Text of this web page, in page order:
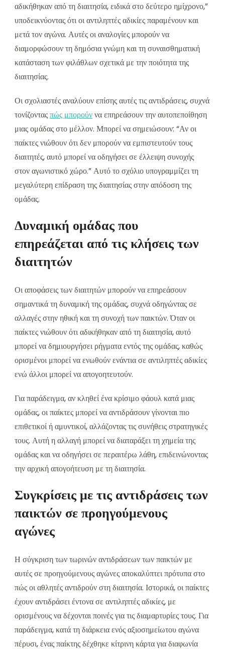
αδικήθηκαν από τη διαιτησία, ειδικά στο δεύτερο ημίχρονο,”
υποδεικνύοντας ότι οι αντιληπτές αδικίες παραμένουν και
μετά τον αγώνα. Αυτές οι αναλογίες μπορούν να
διαμορφώσουν τη δημόσια γνώμη και τη συναισθηματική
κατάσταση των φιλάθλων σχετικά με την ποιότητα της
διαιτησίας.
Οι σχολιαστές αναλύουν επίσης αυτές τις αντιδράσεις, συχνά
τονίζονταςπώς μπορούννα επηρεάσουν την αυτοπεποίθηση
μιας ομάδας στο μέλλον. Μπορεί να σημειώσουν: “Αν οι
παίκτες νιώθουν ότι δεν μπορούν να εμπιστευτούν τους
διαιτητές, αυτό μπορεί να οδηγήσει σε έλλειψη συνοχής
στον αγωνιστικό χώρο.” Αυτό το σχόλιο υπογραμμίζει τη
μεγαλύτερη επίδραση της διαιτησίας στην απόδοση της
ομάδας.
Δυναμική ομάδας που
επηρεάζεται από τις κλήσεις των
διαιτητών
Οι αποφάσεις των διαιτητών μπορούν να επηρεάσουν
σημαντικά τη δυναμική της ομάδας, συχνά οδηγώντας σε
αλλαγές στην ηθική και τη συνοχή των παικτών. Όταν οι
παίκτες νιώθουν ότι αδικήθηκαν από τη διαιτησία, αυτό
μπορεί να δημιουργήσει ρήγματα εντός της ομάδας, καθώς
ορισμένοι μπορεί να ενωθούν ενάντια σε αντιληπτές αδικίες
ενώ άλλοι μπορεί να απογοητευτούν.
Για παράδειγμα, αν κληθεί ένα κρίσιμο φάουλ κατά μιας
ομάδας, οι παίκτες μπορεί να αντιδράσουν γίνονται πιο
επιθετικοί ή αμυντικοί, αλλάζοντας τις συνήθεις στρατηγικές
τους. Αυτή η αλλαγή μπορεί να διαταράξει τη χημεία της
ομάδας και να οδηγήσει σε περαιτέρω λάθη, επιδεινώνοντας
την αρχική απογοήτευση με τη διαιτησία.
Συγκρίσεις με τις αντιδράσεις των
παικτών σε προηγούμενους
αγώνες
Η σύγκριση των τωρινών αντιδράσεων των παικτών με
αυτές σε προηγούμενους αγώνες αποκαλύπτει πρότυπα στο
πώς οι αθλητές αντιδρούν στη διαιτησία. Ιστορικά, οι παίκτες
έχουν αντιδράσει έντονα σε αντιληπτές αδικίες, με
ορισμένους να δέχονται ποινές για τις διαμαρτυρίες τους. Για
παράδειγμα, κατά τη διάρκεια ενός αξιοσημείωτου αγώνα
πέρυσι, ένας παίκτης δέχθηκε κίτρινη κάρτα για διαφωνία